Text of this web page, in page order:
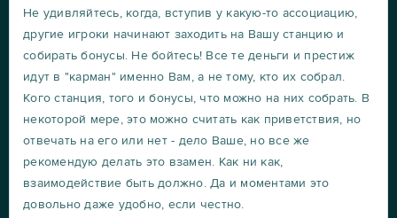
Не удивляйтесь, когда, вступив у какую-то ассоциацию,
другие игроки начинают заходить на Вашу станцию и
собирать бонусы. Не бойтесь! Все те деньги и престиж
идут в "карман" именно Вам, а не тому, кто их собрал.
Кого станция, того и бонусы, что можно на них собрать. В
некоторой мере, это можно считать как приветствия, но
отвечать на его или нет - дело Ваше, но все же
рекомендую делать это взамен. Как ни как,
взаимодействие быть должно. Да и моментами это
довольно даже удобно, если честно.